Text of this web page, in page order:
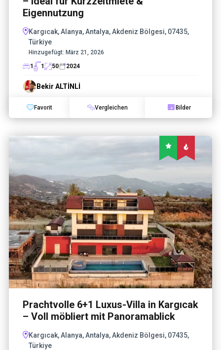
Eigennutzung
Kargıcak, Alanya, Antalya, Akdeniz Bölgesi, 07435,
Türkiye
Hinzugefügt: März 21, 2026
1
1 50 2024
Bekir ALTİNLİ
Favorit Vergleichen Bilder
Prachtvolle 6+1 Luxus-Villa in Kargıcak
– Voll möbliert mit Panoramablick
Kargıcak, Alanya, Antalya, Akdeniz Bölgesi, 07435,
Türkiye